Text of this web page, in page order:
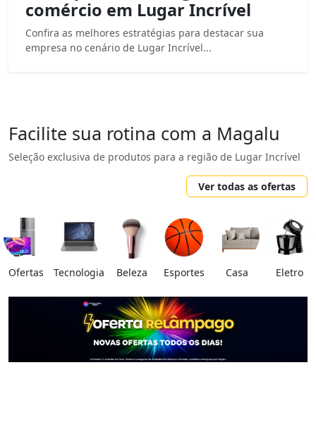
comércio em Lugar Incrível
Confira as melhores estratégias para destacar sua
empresa no cenário de Lugar Incrível...
Facilite sua rotina com a Magalu
Seleção exclusiva de produtos para a região de Lugar Incrível
Ver todas as ofertas
Ofertas Tecnologia Beleza Esportes Casa Eletro